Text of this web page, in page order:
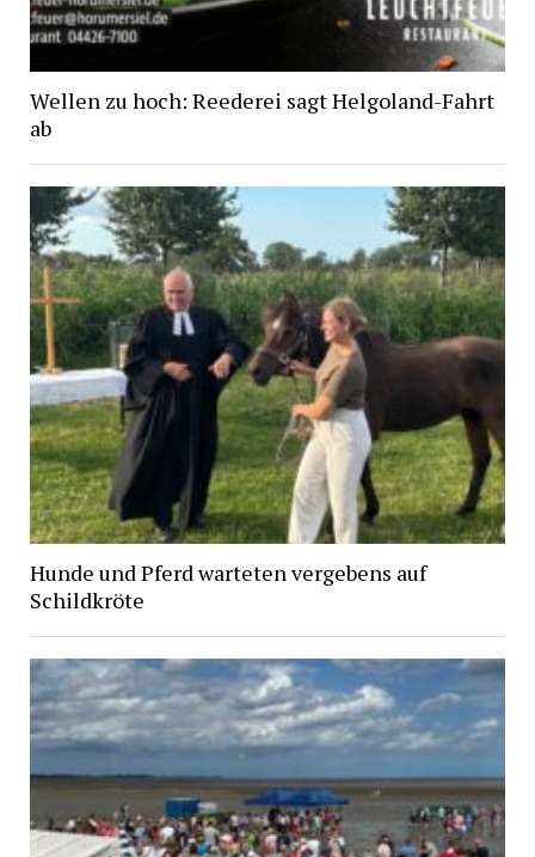
Wellen zu hoch: Reederei sagt Helgoland-Fahrt
ab
Hunde und Pferd warteten vergebens auf
Schildkröte